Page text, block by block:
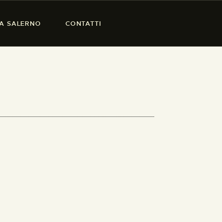
SALERNO CONTATTI